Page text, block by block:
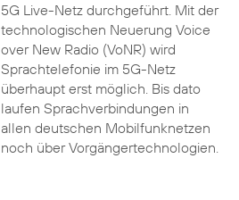
5G Live-Netz durchgeführt. Mit der
technologischen Neuerung Voice
over New Radio (VoNR) wird
Sprachtelefonie im 5G-Netz
überhaupt erst möglich. Bis dato
laufen Sprachverbindungen in
allen deutschen Mobilfunknetzen
noch über Vorgängertechnologien.